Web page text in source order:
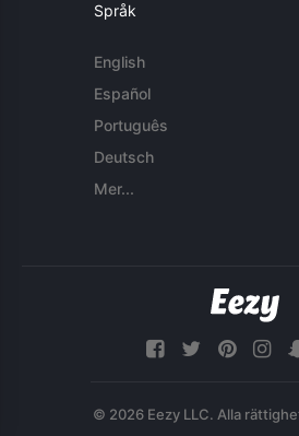
Språk
English
Español
Português
Deutsch
Mer...
© 2026 Eezy LLC. Alla